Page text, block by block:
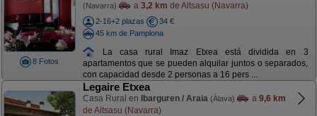
8 Fotos
(Navarra) a 3,2 km de Altsasu (Navarra)
2-16+2 plazas
34 €
45 km de Pamplona
La casa rural Imaz Etxea está dividida en 3
apartamentos que se pueden alquilar juntos o separados,
con capacidad desde 2 personas a 16 pers ...
Legaire Etxea
Casa Rural en Ibarguren / Araia (Álava) a 9,6 km
de Altsasu (Navarra)